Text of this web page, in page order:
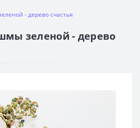
- дерево счастья
зеленой - дерево